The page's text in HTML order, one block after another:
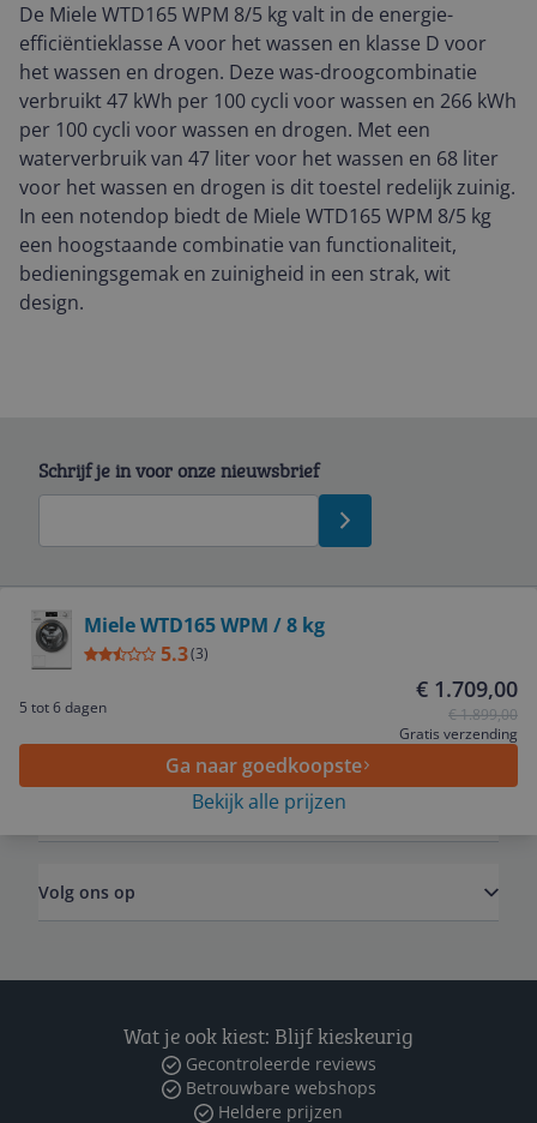
De Miele WTD165 WPM 8/5 kg valt in de energie-
efficiëntieklasse A voor het wassen en klasse D voor
het wassen en drogen. Deze was-droogcombinatie
verbruikt 47 kWh per 100 cycli voor wassen en 266 kWh
per 100 cycli voor wassen en drogen. Met een
waterverbruik van 47 liter voor het wassen en 68 liter
voor het wassen en drogen is dit toestel redelijk zuinig.
In een notendop biedt de Miele WTD165 WPM 8/5 kg
een hoogstaande combinatie van functionaliteit,
bedieningsgemak en zuinigheid in een strak, wit
design.
Miele WTD165 WPM / 8 kg
5.3(3)
5 tot 6 dagen
€ 1.709,00
€ 1.899,00
Gratis verzending
Ga naar goedkoopste
Bekijk alle prijzen
Schrijf je in voor onze nieuwsbrief
Service
Volg ons op
Wat je ook kiest: Blijf kieskeurig
Gecontroleerde reviews
Betrouwbare webshops
Heldere prijzen